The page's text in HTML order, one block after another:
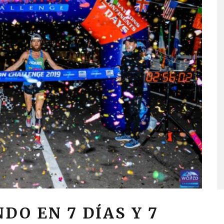
EN 7 DÍAS Y 7